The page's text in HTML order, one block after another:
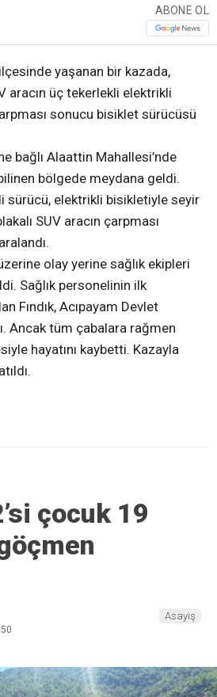
ABONE OL
yaşanan bir kazada,
aracın üç tekerlekli elektrikli
sonucu bisiklet sürücüsü
bağlı Alaattin Mahallesi’nde
bölgede meydana geldi.
sürücü, elektrikli bisikletiyle seyir
SUV aracın çarpması
olay yerine sağlık ekipleri
Sağlık personelinin ilk
Fındık, Acıpayam Devlet
Ancak tüm çabalara rağmen
hayatını kaybetti. Kazayla
çocuk 19
Asayiş